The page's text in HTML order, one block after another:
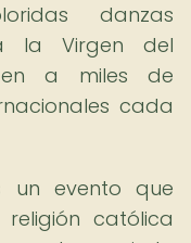
danzas
la Virgen del
a miles de
cada
un evento que
católica